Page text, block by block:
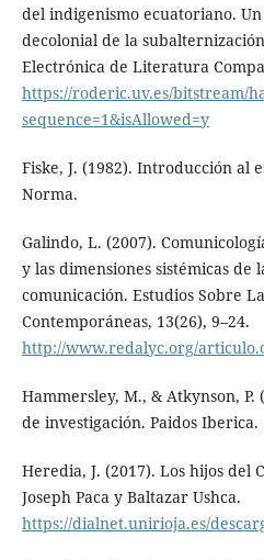
del indigenismo ecuatoriano.
decolonial de la
Electrónica de Literatura
https://roderic.uv.es/bitstream/
sequence=1&isAllowed=y
Fiske, J. (1982). Introducción al
Norma.
Galindo, L. (2007).
y las dimensiones sistémicas de
comunicación. Estudios Sobre
Contemporáneas, 13(26), 9–24.
http://www.redalyc.org/
Hammersley, M., & Atkynson,
de investigación. Paidos Iberica.
Heredia, J. (2017). Los hijos del
Joseph Paca y Baltazar Ushca.
https://dialnet.unirioja.es/